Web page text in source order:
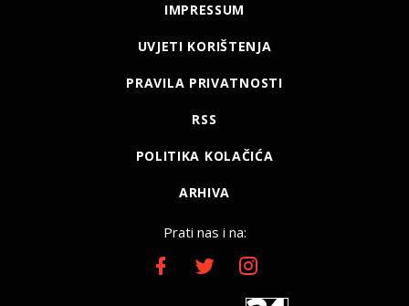
IMPRESSUM
UVJETI KORIŠTENJA
PRAVILA PRIVATNOSTI
RSS
POLITIKA KOLAČIĆA
ARHIVA
Prati nas i na: